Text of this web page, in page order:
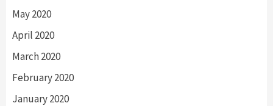
May 2020
April 2020
March 2020
February 2020
January 2020